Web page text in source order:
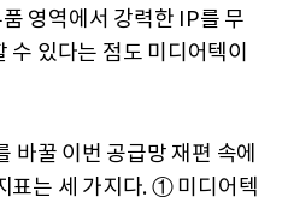
영역에서 강력한 IP를 무
있다는 점도 미디어텍이
바꿀 이번 공급망 재편 속에
표는 세 가지다. ① 미디어텍